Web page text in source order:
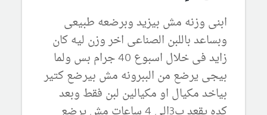
ابنى وزنه مش بيزيد وبرضعه طبيعى
وبساعد باللبن الصناعى اخر وزن ليه كان
زايد فى خلال اسبوع 40 جرام بس ولما
بيجى يرضع من الببرونه مش بيرضع كتير
بياخد مكيال او مكيالين لبن فقط وبعد